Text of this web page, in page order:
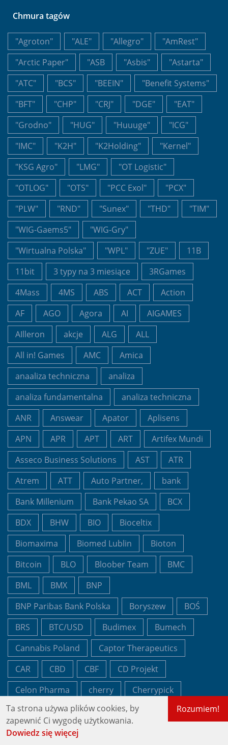
Chmura tagów
"Agroton" "ALE" "Allegro"
"AmRest"
"Arctic Paper"
"ASB "Asbis"
"Astarta"
"ATC"
"BCS" "BEEIN"
"Benefit Systems"
"BFT"
"CHP" "CRJ" "DGE"
"EAT"
"Grodno"
"HUG" "Huuuge"
"ICG"
"IMC"
"K2H" "K2Holding"
"Kernel"
"KSG Agro"
"LMG"
"OT Logistic"
"OTLOG"
"OTS" "PCC Exol"
"PCX"
"PLW"
"RND" "Sunex" "THD"
"TIM"
"WIG-Gaems5"
"WIG-Gry"
"Wirtualna Polska"
"WPL" "ZUE"
11B
11bit
3 typy na 3 miesiące
3RGames
4Mass
4MS ABS ACT
Action
AF
AGO Agora AI
AIGAMES
AIlleron
akcje ALG
ALL
All in! Games
AMC
Amica
anaaliza techniczna
analiza
analiza fundamentalna
analiza techniczna
ANR
Answear Apator
Aplisens
APN
APR APT ART
Artifex Mundi
Asseco Business Solutions
AST
ATR
Atrem
ATT Auto Partner,
bank
Bank Millenium
Bank Pekao SA
BCX
BDX
BHW BIO
Bioceltix
Biomaxima
Biomed Lublin
Bioton
Bitcoin
BLO Bloober Team
BMC
BML
BMX
BNP
BNP Paribas Bank Polska
Boryszew
BOŚ
BRS
BTC/USD Budimex
Bumech
Cannabis Poland
Captor Therapeutics
CAR
CBD CBF
CD Projekt
Celon Pharma
cherry
Cherrypick
CI Games
CIG CLC
CLN
CLNPHARMA
Rozumiem!
Ta strona używa plików cookies, by
zapewnić Ci wygodę użytkowania.
Dowiedz się więcej